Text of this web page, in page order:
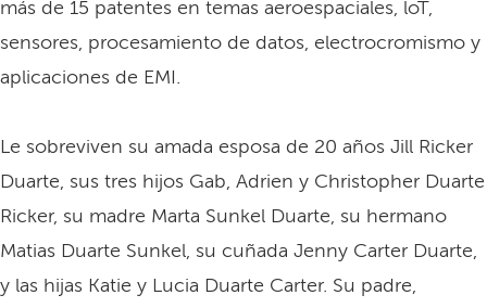
más de 15 patentes en temas aeroespaciales, loT,
sensores, procesamiento de datos, electrocromismo y
aplicaciones de EMI.
Le sobreviven su amada esposa de 20 años Jill Ricker
Duarte, sus tres hijos Gab, Adrien y Christopher Duarte
Ricker, su madre Marta Sunkel Duarte, su hermano
Matias Duarte Sunkel, su cuñada Jenny Carter Duarte,
y las hijas Katie y Lucia Duarte Carter. Su padre,